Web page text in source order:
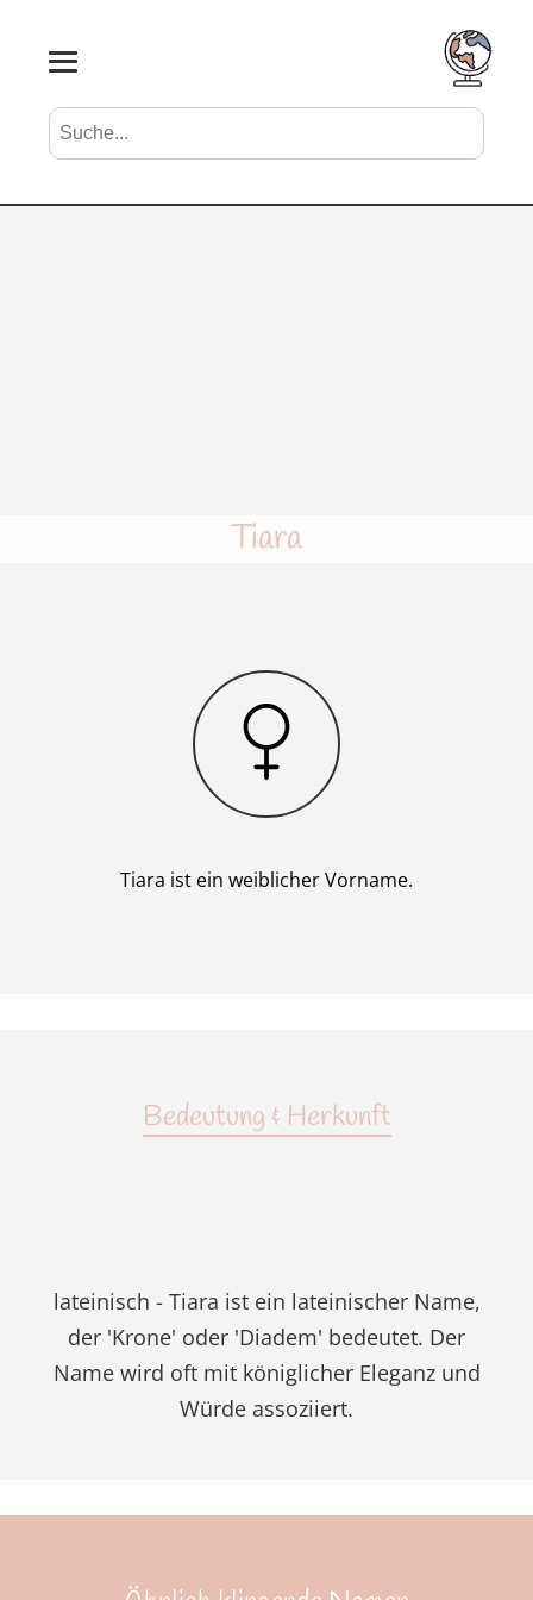
Suche nach Vornamen Search
Tiara
Mädchen
Tiara ist ein weiblicher Vorname.
Bedeutung & Herkunft
lateinisch - Tiara ist ein lateinischer Name,
der 'Krone' oder 'Diadem' bedeutet. Der
Name wird oft mit königlicher Eleganz und
Würde assoziiert.